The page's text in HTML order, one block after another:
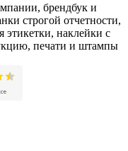
брендбук и
строгой отчетности,
наклейки с
печати и штампы